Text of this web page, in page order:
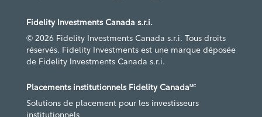
Fidelity Investments Canada s.r.i.
© 2026 Fidelity Investments Canada s.r.i. Tous droits
réservés. Fidelity Investments est une marque déposée
de Fidelity Investments Canada s.r.i.
Placements institutionnels Fidelity CanadaMC
Solutions de placement pour les investisseurs
institutionnels